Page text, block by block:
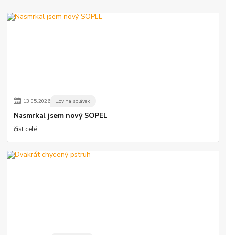
13.05.2026 Lov na splávek
Nasmrkal jsem nový SOPEL
číst celé